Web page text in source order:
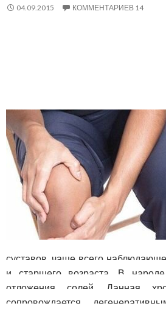
04.09.2015 КОММЕНТАРИЕВ 14
суставов, чаще всего
и старшего возраста. В
отложения солей. Данная
сопровождается